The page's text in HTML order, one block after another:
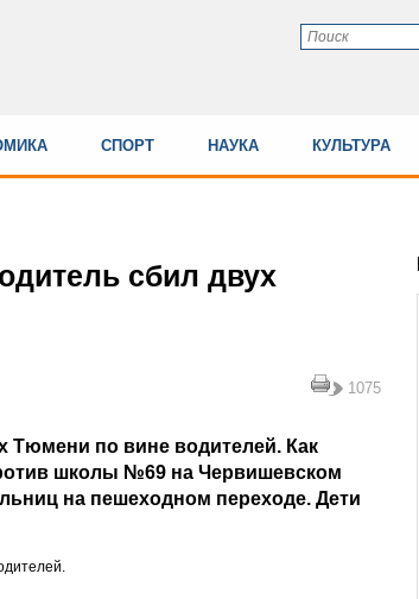
СПОРТ НАУКА КУЛЬТУРА
сбил двух
1075
Тюмени по вине водителей. Как
школы №69 на Червишевском
на пешеходном переходе. Дети